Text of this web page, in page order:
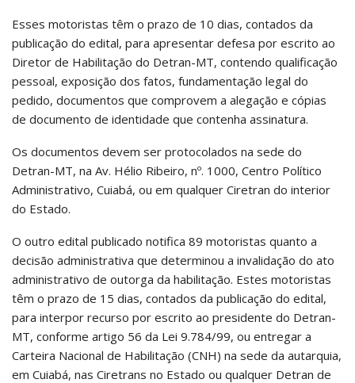
Esses motoristas têm o prazo de 10 dias, contados da
publicação do edital, para apresentar defesa por escrito ao
Diretor de Habilitação do Detran-MT, contendo qualificação
pessoal, exposição dos fatos, fundamentação legal do
pedido, documentos que comprovem a alegação e cópias
de documento de identidade que contenha assinatura.
Os documentos devem ser protocolados na sede do
Detran-MT, na Av. Hélio Ribeiro, nº. 1000, Centro Político
Administrativo, Cuiabá, ou em qualquer Ciretran do interior
do Estado.
O outro edital publicado notifica 89 motoristas quanto a
decisão administrativa que determinou a invalidação do ato
administrativo de outorga da habilitação. Estes motoristas
têm o prazo de 15 dias, contados da publicação do edital,
para interpor recurso por escrito ao presidente do Detran-
MT, conforme artigo 56 da Lei 9.784/99, ou entregar a
Carteira Nacional de Habilitação (CNH) na sede da autarquia,
em Cuiabá, nas Ciretrans no Estado ou qualquer Detran de